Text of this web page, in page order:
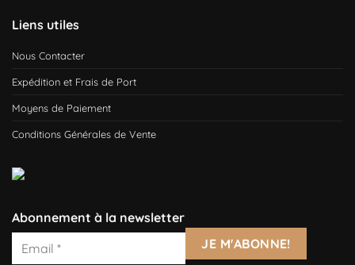
Liens utiles
Nous Contacter
Expédition et Frais de Port
Moyens de Paiement
Conditions Générales de Vente
Abonnement à la newsletter